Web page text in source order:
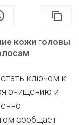
кожи головы
ключом к
очищению и
сообщает